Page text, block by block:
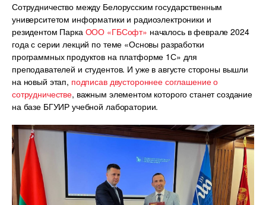
Сотрудничество между Белорусским государственным
университетом информатики и радиоэлектроники и
резидентом Парка ООО «ГБСофт» началось в феврале 2024
года с серии лекций по теме «Основы разработки
программных продуктов на платформе 1С» для
преподавателей и студентов. И уже в августе стороны вышли
на новый этап, подписав двустороннее соглашение о
сотрудничестве, важным элементом которого станет создание
на базе БГУИР учебной лаборатории.